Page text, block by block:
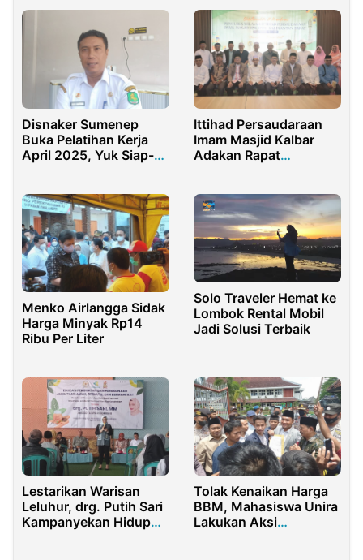
Disnaker Sumenep
Buka Pelatihan Kerja
April 2025, Yuk Siap-
Ittihad Persaudaraan
Imam Masjid Kalbar
Adakan Rapat
Menko Airlangga Sidak
Harga Minyak Rp14
Ribu Per Liter
Solo Traveler Hemat ke
Lombok Rental Mobil
Jadi Solusi Terbaik
Lestarikan Warisan
Leluhur, drg. Putih Sari
Kampanyekan Hidup
Tolak Kenaikan Harga
BBM, Mahasiswa Unira
Lakukan Aksi